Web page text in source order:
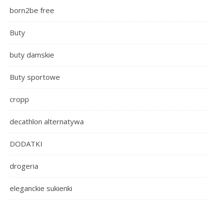
born2be free
Buty
buty damskie
Buty sportowe
cropp
decathlon alternatywa
DODATKI
drogeria
eleganckie sukienki